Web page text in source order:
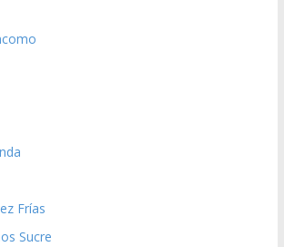
Frías
Sucre